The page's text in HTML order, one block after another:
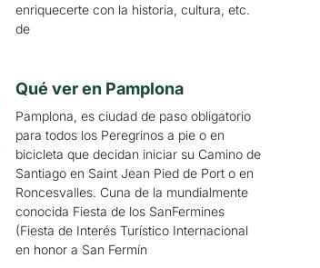
enriquecerte con la historia, cultura, etc.
de
Qué ver en Pamplona
Pamplona, es ciudad de paso obligatorio
para todos los Peregrinos a pie o en
bicicleta que decidan iniciar su Camino de
Santiago en Saint Jean Pied de Port o en
Roncesvalles. Cuna de la mundialmente
conocida Fiesta de los SanFermines
(Fiesta de Interés Turístico Internacional
en honor a San Fermín